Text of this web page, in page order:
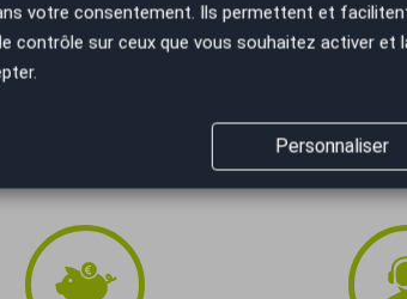
capacités de remboursement avant de vous engager.
Afin de respecter les dispositions de l'article L331.-4 du
en agence.
votre consentement. Ils permettent et
contrôle sur ceux que vous souhaitez activer et
Personnaliser